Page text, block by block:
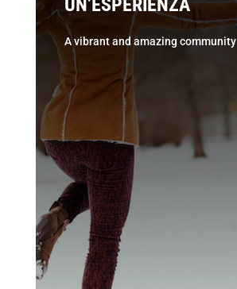
UN’ESPERIENZA
A vibrant and amazing community